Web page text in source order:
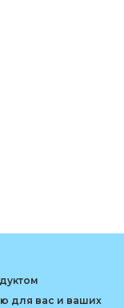
для вас и ваших